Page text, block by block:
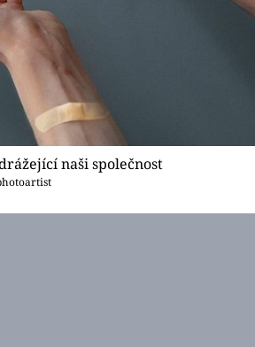
naši společnost